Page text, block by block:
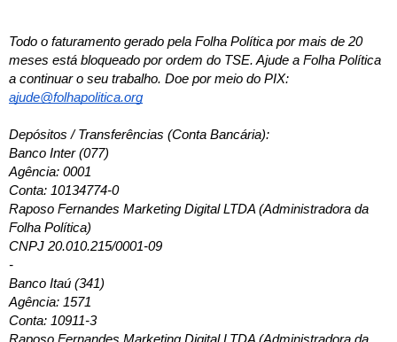
Todo o faturamento gerado pela Folha Política por mais de 20
meses está bloqueado por ordem do TSE. Ajude a Folha Política
a continuar o seu trabalho. Doe por meio do
ajude@folhapolitica.org
Depósitos / Transferências (Conta Bancária):
Banco Inter (077)
Agência: 0001
Conta: 10134774-0
Raposo Fernandes Marketing Digital LTDA (Administradora da
Folha Política)
CNPJ 20.010.215/0001-09
-
Banco Itaú (341)
Agência: 1571
Conta: 10911-3